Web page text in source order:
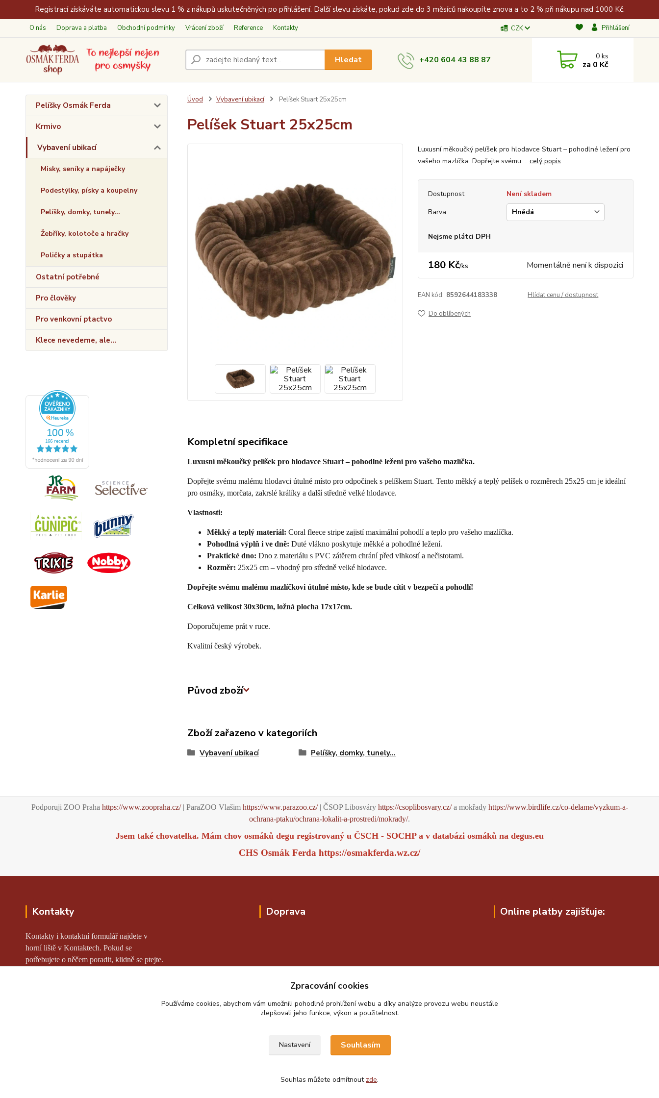
Registrací získáváte automatickou slevu 1 % z nákupů uskutečněných po přihlášení. Další slevu získáte, pokud zde do 3 měsíců nakoupíte znova a to 2 % při nákupu nad 1000 Kč.
O nás Doprava a platba Obchodní podmínky Vrácení zboží Reference Kontakty CZK Přihlášení
Hledat +420 604 43 88 87 0ks
za 0 Kč
Pelíšky Osmák Ferda
Krmivo
Vybavení ubikací
Misky, seníky a napáječky
Podestýlky, písky a koupelny
Pelíšky, domky, tunely...
Žebříky, kolotoče a hračky
Poličky a stupátka
Ostatní potřebné
Pro člověky
Pro venkovní ptactvo
Klece nevedeme, ale...
Úvod Vybavení ubikací Pelíšek Stuart 25x25cm
Pelíšek Stuart 25x25cm
Luxusní měkoučký pelíšek pro hlodavce Stuart – pohodlné ležení pro
vašeho mazlíčka. Dopřejte svému ... celý popis
Dostupnost
Není skladem
Barva
Nejsme plátci DPH
180 Kč/ks Momentálně není k dispozici
EAN kód: 8592644183338 Hlídat cenu / dostupnost
Do oblíbených
Kompletní specifikace
Luxusní měkoučký pelíšek pro hlodavce Stuart – pohodlné ležení pro vašeho mazlíčka.
Dopřejte svému malému hlodavci útulné místo pro odpočinek s pelíškem Stuart. Tento měkký a teplý pelíšek o rozměrech 25x25 cm je ideální
pro osmáky, morčata, zakrslé králíky a další středně velké hlodavce.
Vlastnosti:
Měkký a teplý materiál: Coral fleece stripe zajistí maximální pohodlí a teplo pro vašeho mazlíčka.
Pohodlná výplň i ve dně: Duté vlákno poskytuje měkké a pohodlné ležení.
Praktické dno: Dno z materiálu s PVC zátěrem chrání před vlhkostí a nečistotami.
Rozměr: 25x25 cm – vhodný pro středně velké hlodavce.
Dopřejte svému malému mazlíčkovi útulné místo, kde se bude cítit v bezpečí a pohodlí!
Celková velikost 30x30cm, ložná plocha 17x17cm.
Doporučujeme prát v ruce.
Kvalitní český výrobek.
Původ zboží
Zboží zařazeno v kategoriích
Vybavení ubikací Pelíšky, domky, tunely...
Podporuji ZOO Praha https://www.zoopraha.cz/| ParaZOO Vlašim https://www.parazoo.cz/| ČSOP Libosváry https://csoplibosvary.cz/a mokřady https://www.birdlife.cz/co-delame/vyzkum-a-
ochrana-ptaku/ochrana-lokalit-a-prostredi/mokrady/.
Jsem také chovatelka. Mám chov osmáků degu registrovaný u ČSCH - SOCHP a v databázi osmáků na degus.eu
CHS Osmák Ferda https://osmakferda.wz.cz/
Kontakty
Kontakty i kontaktní formulář najdete v
horní liště v Kontaktech. Pokud se
potřebujete o něčem poradit, klidně se ptejte.
Doprava Online platby zajišťuje:
Zpracování cookies
Používáme cookies, abychom vám umožnili pohodlné prohlížení webu a díky analýze provozu webu neustále
zlepšovali jeho funkce, výkon a použitelnost.
Nastavení Souhlasím
Souhlas můžete odmítnout zde.